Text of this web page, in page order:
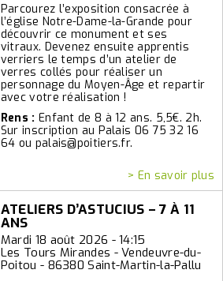
Parcourez l’exposition consacrée à
l’église Notre-Dame-la-Grande pour
découvrir ce monument et ses
vitraux. Devenez ensuite apprentis
verriers le temps d’un atelier de
verres collés pour réaliser un
personnage du Moyen-Âge et repartir
avec votre réalisation !
Rens : Enfant de 8 à 12 ans. 5,5€. 2h.
Sur inscription au Palais 06 75 32 16
64 ou palais@poitiers.fr.
> En savoir plus
ATELIERS D’ASTUCIUS – 7 À 11
ANS
Mardi 18 août 2026 - 14:15
Les Tours Mirandes - Vendeuvre-du-
Poitou - 86380 Saint-Martin-la-Pallu